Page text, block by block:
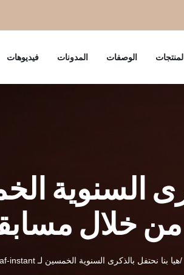
المنتجات الوصفات المدونات فيديوهات
خلال
هيا بنا نحتفل بالذكرى السنوية الخمسين لـ Saf-instant بأسلوب أنيق من خلال مسابقة الخبز الدولية